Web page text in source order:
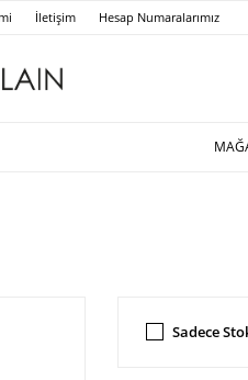
İletişim Hesap Numaralarımız
Sadece